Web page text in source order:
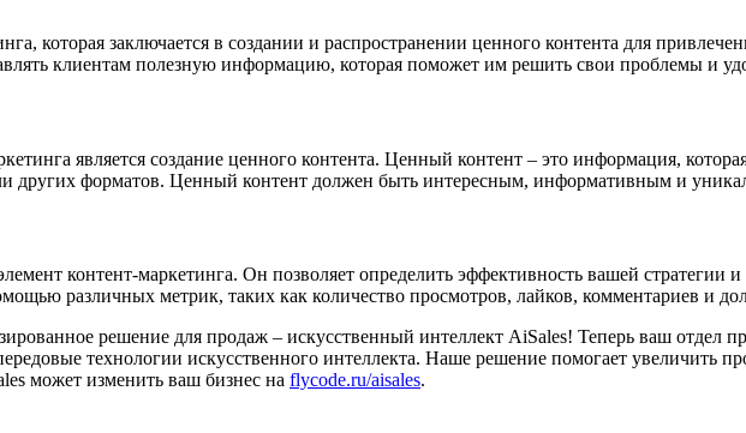
которая заключается в создании и распространении ценного контента для
клиентам полезную информацию, которая поможет им решить свои проблемы и
является создание ценного контента. Ценный контент – это информация,
других форматов. Ценный контент должен быть интересным, информативным и
контент-маркетинга. Он позволяет определить эффективность вашей стратегии
различных метрик, таких как количество просмотров, лайков, комментариев и
решение для продаж – искусственный интеллект AiSales! Теперь ваш отдел
технологии искусственного интеллекта. Наше решение помогает увеличить
может изменить ваш бизнес на flycode.ru/aisales.